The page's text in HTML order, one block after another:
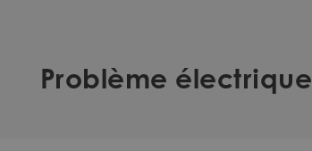
Problème électrique